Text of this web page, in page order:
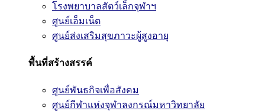
โรงพยาบาลสัตว์เล็กจุฬาฯ
ศูนย์เอ็มเน็ต
ศูนย์ส่งเสริมสุขภาวะผู้สูงอายุ
พื้นที่สร้างสรรค์
ศูนย์พันธกิจเพื่อสังคม
ศูนย์กีฬาแห่งจุฬาลงกรณ์มหาวิทยาลัย